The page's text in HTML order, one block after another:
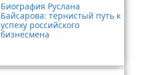
Биография Руслана
Байсарова: тернистый путь к
успеху российского
бизнесмена